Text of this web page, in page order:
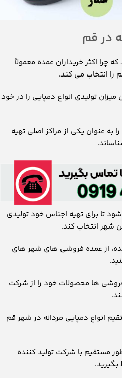
در قم
چرا اکثر خریداران عمده معمولاً
را انتخاب می‌ کند.
تولیدی انواع دمپایی را در خود
به عنوان یکی از مراکز اصلی تهیه
تا برای تهیه اجناس خود تولیدی
شهر انتخاب کند.
از عمده فروشی ‌های شهر های
فروشی ‌ها محصولات خود را از شرکت
انواع دمپایی مردانه در شهر قم
مستقیم با شرکت تولید کننده